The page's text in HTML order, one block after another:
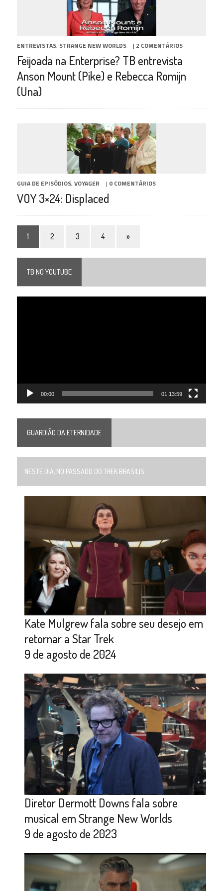
ENTREVISTAS, STRANGE NEW WORLDS | 2 COMENTÁRIOS
Feijoada na Enterprise? TB entrevista
Anson Mount (Pike) e Rebecca Romijn
(Una)
GUIA DE EPISÓDIOS, VOYAGER | 0 COMENTÁRIOS
VOY 3×24: Displaced
1 2 3 4 »
TB NO YOUTUBE
00:00 01:13:59
GUARDIÃO DA ETERNIDADE
NESTE DIA, NO PASSADO DO TREK BRASILIS...
Kate Mulgrew fala sobre seu desejo em
retornar a Star Trek
9 de agosto de 2024
Diretor Dermott Downs fala sobre
musical em Strange New Worlds
9 de agosto de 2023